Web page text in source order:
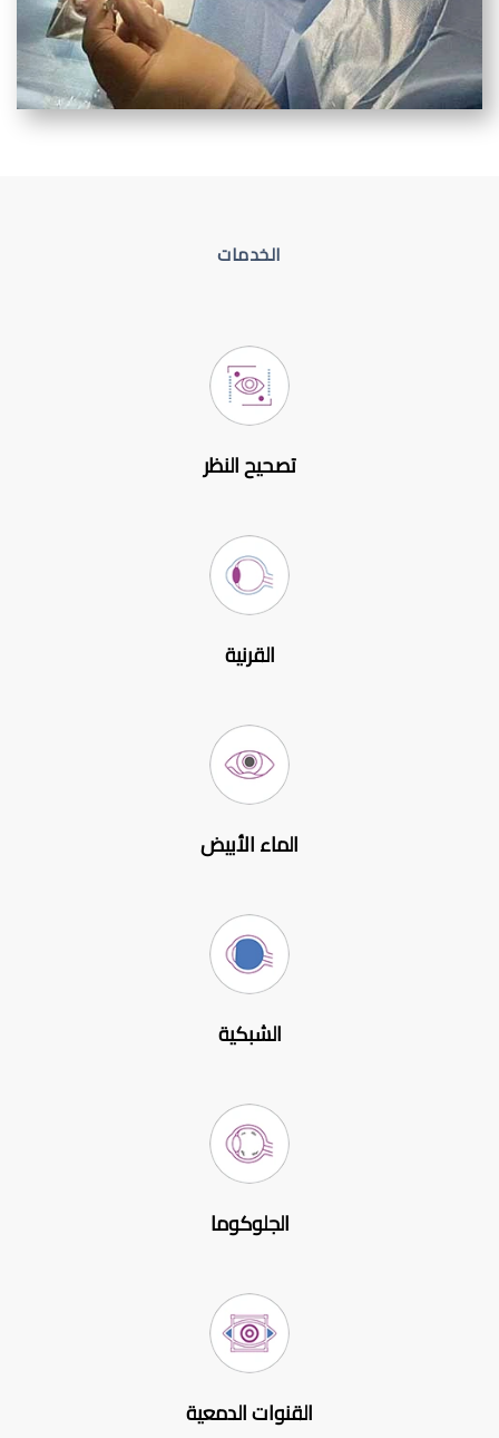
الخدمات
تصحيح النظر
القرنية
الماء الأبيض
الشبكية
الجلوكوما
القنوات الدمعية